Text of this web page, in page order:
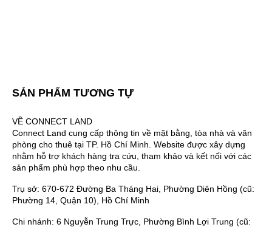
SẢN PHẨM TƯƠNG TỰ
VỀ CONNECT LAND
Connect Land cung cấp thông tin về mặt bằng, tòa nhà và văn
phòng cho thuê tại TP. Hồ Chí Minh. Website được xây dựng
nhằm hỗ trợ khách hàng tra cứu, tham khảo và kết nối với các
sản phẩm phù hợp theo nhu cầu.
Trụ sở: 670-672 Đường Ba Tháng Hai, Phường Diên Hồng (cũ:
Phường 14, Quận 10), Hồ Chí Minh
Chi nhánh: 6 Nguyễn Trung Trực, Phường Bình Lợi Trung (cũ: